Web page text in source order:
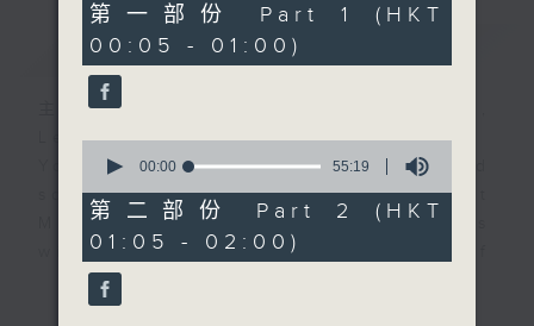
簡介 GIST
主持人：Host: Isaac Droscha,
Leanne Nicholls, Cleo Leung
You will find many soft pieces and
some Chinese works in Night
Music. Friday and Saturday nights
will begin with two hours of
enjoyable jazz music.
55
minutes,
10
seconds
第一部份 Part 1 (HKT
00:05 - 01:00)
seconds
55
minutes,
19
seconds
00:00 55:19
第二部份 Part 2 (HKT
01:05 - 02:00)